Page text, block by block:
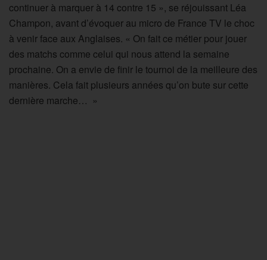
continuer à marquer à 14 contre 15 », se réjouissant Léa
Champon, avant d’évoquer au micro de France TV le choc
à venir face aux Anglaises. « On fait ce métier pour jouer
des matchs comme celui qui nous attend la semaine
prochaine. On a envie de finir le tournoi de la meilleure des
manières. Cela fait plusieurs années qu’on bute sur cette
dernière marche… »